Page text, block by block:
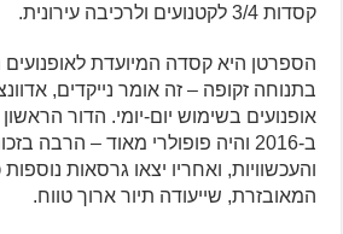
קסדות 3/4 לקטנועים ולרכיבה עירונית.
הספרטן היא קסדה המיועדת
בתנוחה זקופה – זה אומר נייקדים,
אופנועים בשימוש יום-יומי. הדור
ב-2016 והיה פופולרי מאוד – הרבה
המאובזרת, שייעודה תיור ארוך טווח.